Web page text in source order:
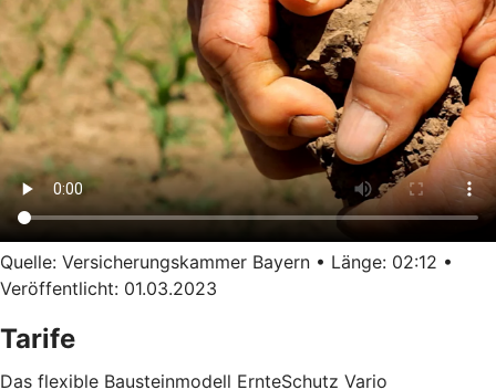
Quelle: Versicherungskammer Bayern • Länge: 02:12 •
Veröffentlicht: 01.03.2023
Tarife
Das flexible Bausteinmodell ErnteSchutz Vario